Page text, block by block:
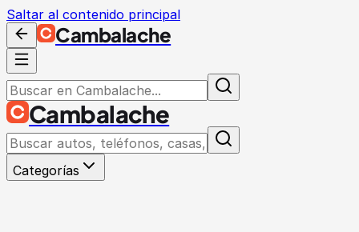
Saltar al contenido principal
Cambalache
Cambalache
Categorías